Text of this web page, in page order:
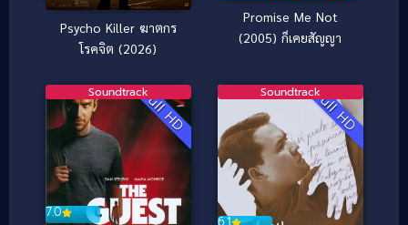
Psycho Killer ฆาตกร
โรคจิต (2026)
Promise Me Not
(2005) ก็เคยสัญญา
Full HD
7.0
Soundtrack Full HD
Soundtrack